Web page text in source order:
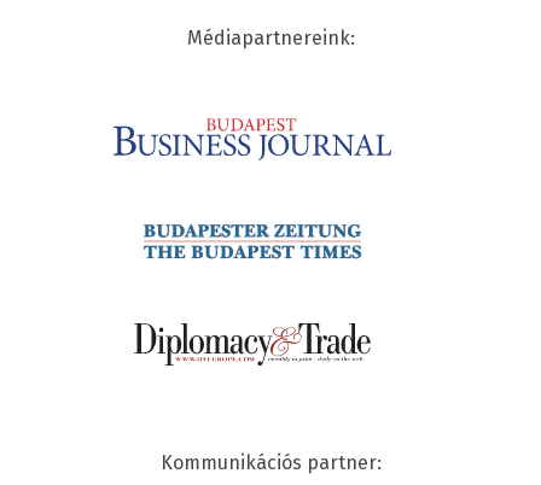
Médiapartnereink:
Kommunikációs partner: